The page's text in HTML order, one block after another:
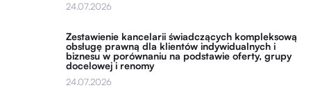
24.07.2026
Zestawienie kancelarii świadczących kompleksową
obsługę prawną dla klientów indywidualnych i
biznesu w porównaniu na podstawie oferty, grupy
docelowej i renomy
24.07.2026